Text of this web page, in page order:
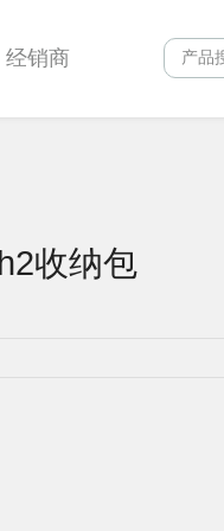
经销商
收纳包